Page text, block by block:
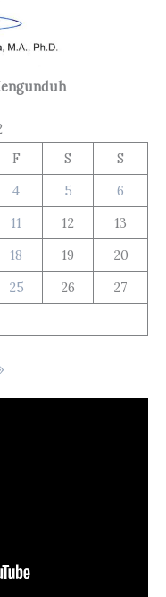
F S
S
4 5
6
11 12
13
18 19
20
25 26
27